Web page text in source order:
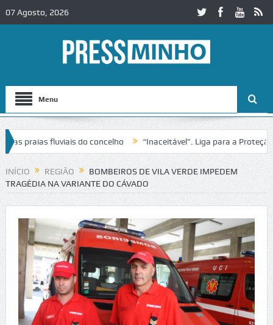
07 Agosto, 2026
Menu
fluviais do concelho “Inaceitável”. Liga para a Proteção da
de trânsito no IC2 em Alcobaça Igreja do Castelo de Cerveira
INÍCIO REGIÃO
BOMBEIROS DE VILA VERDE IMPEDEM
TRAGÉDIA NA VARIANTE DO CÁVADO